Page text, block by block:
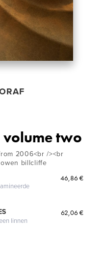
volume two
2006<br /><br
billcliffe
46,86 €
linnen
62,06 €